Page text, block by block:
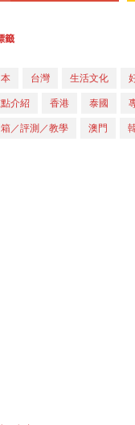
籤
台灣 生活文化
介紹
香港 泰國
／評測／教學
澳門